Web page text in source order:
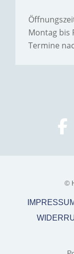
Montag bis
Termine
©